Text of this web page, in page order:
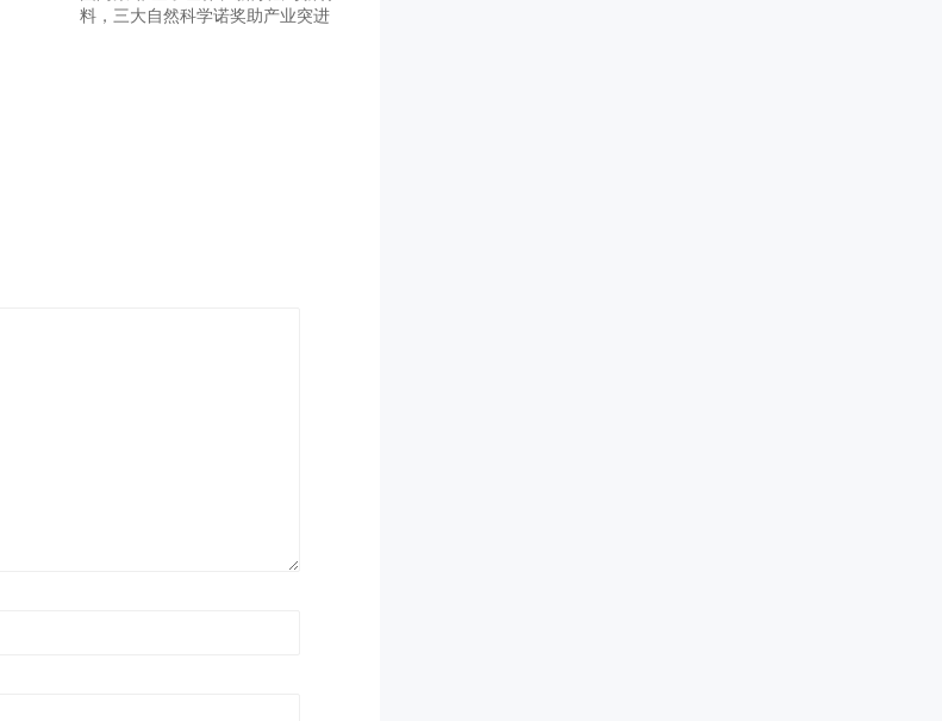
料，三大自然科学诺奖助产业突进